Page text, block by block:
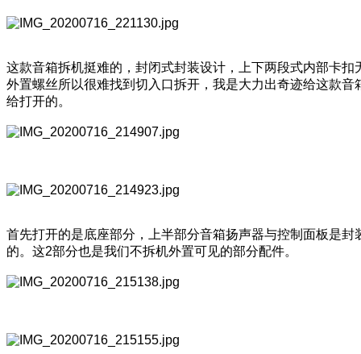
这款音箱拆机挺难的，封闭式封装设计，上下两段式内部卡扣
外置螺丝所以很难找到切入口拆开，我是大力出奇迹给这款音
给打开的。
首先打开的是底座部分，上半部分音箱扬声器与控制面板是封
的。这2部分也是我们不拆机外置可见的部分配件。